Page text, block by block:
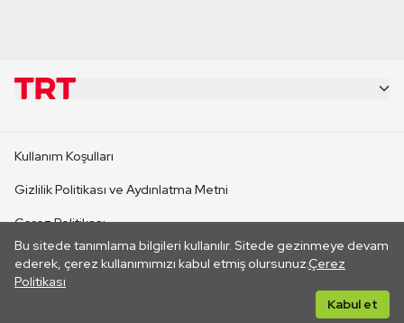
Bu sitede tanımlama bilgileri kullanılır. Sitede gezinmeye devam
ederek, çerez kullanımımızı kabul etmiş olursunuz.Çerez
Politikası
Kabul et
CANLI YAYINLAR
Kullanım Koşulları
Gizlilik Politikası ve Aydınlatma Metni
Çerez Politikası
İletişim
Her hakkı saklıdır. ©2026 TRT. Bağlantı yoluyla gidilen dış